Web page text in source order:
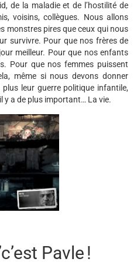
de la maladie et de l’hostilité de
voisins, collègues. Nous allons
monstres pires que ceux qui nous
survivre. Pour que nos frères de
meilleur. Pour que nos enfants
Pour que nos femmes puissent
même si nous devons donner
leur guerre politique infantile,
y a de plus important… La vie.
Pavle !